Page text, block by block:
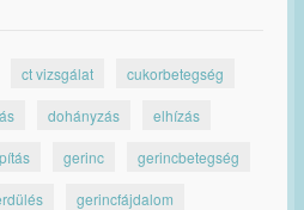
ct vizsgálat cukorbetegség
dohányzás elhízás
gerinc gerincbetegség
gerincfájdalom